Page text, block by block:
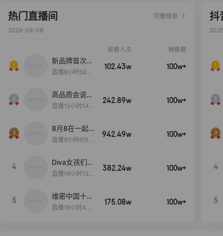
热门直播间
完整榜单
2026-08-08
观看人次 销售额
新品牌首次大
上新
直播8小时59分
102.43w 100w+
高品质会说
话….
直播15小时14
242.89w 100w+
8月8在一起
生日献礼盛典
直播9小时6分1
942.49w 100w+
4
Diva女孩们集
合啦~意大利
直播16小时12
382.24w 100w+
5
维密中国十周
年 与你如此
直播16小时48
175.08w 100w+
抖
4
5